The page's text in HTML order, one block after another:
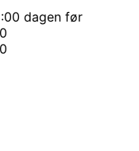
dagen før